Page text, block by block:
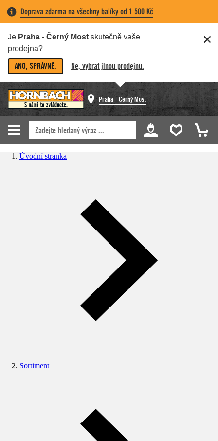
Doprava zdarma na všechny balíky od 1 500 Kč
Je Praha - Černý Most skutečně vaše
prodejna?
ANO, SPRÁVNĚ. Ne, vybrat jinou prodejnu.
Praha - Černý Most
Úvodní stránka
Sortiment